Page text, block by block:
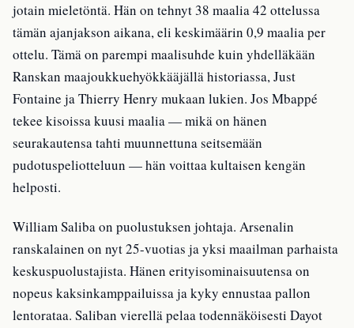
jotain mieletöntä. Hän on tehnyt 38 maalia 42 ottelussa
tämän ajanjakson aikana, eli keskimäärin 0,9 maalia per
ottelu. Tämä on parempi maalisuhde kuin yhdelläkään
Ranskan maajoukkuehyökkääjällä historiassa, Just
Fontaine ja Thierry Henry mukaan lukien. Jos Mbappé
tekee kisoissa kuusi maalia — mikä on hänen
seurakautensa tahti muunnettuna seitsemään
pudotuspeliotteluun — hän voittaa kultaisen kengän
helposti.
William Saliba on puolustuksen johtaja. Arsenalin
ranskalainen on nyt 25-vuotias ja yksi maailman parhaista
keskuspuolustajista. Hänen erityisominaisuutensa on
nopeus kaksinkamppailuissa ja kyky ennustaa pallon
lentorataa. Saliban vierellä pelaa todennäköisesti Dayot